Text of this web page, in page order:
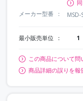
メーカー型番
MSD-
最小販売単位 1
この商品について問
商品詳細の誤りを報